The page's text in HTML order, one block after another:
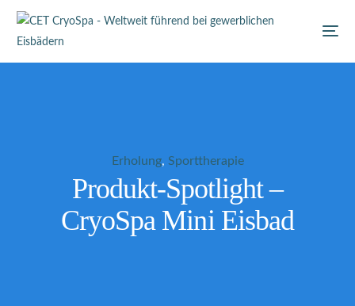
Erholung, Sporttherapie
Produkt-Spotlight –
CryoSpa Mini Eisbad